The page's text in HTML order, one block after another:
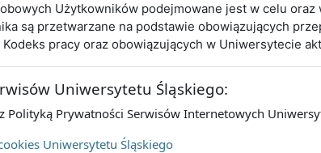
Użytkowników podejmowane jest w celu
są przetwarzane na podstawie obowiązujących
pracy oraz obowiązujących w Uniwersytecie
Uniwersytetu Śląskiego:
Polityką Prywatności Serwisów Internetowych
Uniwersytetu Śląskiego